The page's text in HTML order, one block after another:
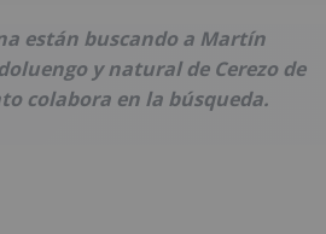
están buscando a Martín
y natural de Cerezo de
colabora en la búsqueda.